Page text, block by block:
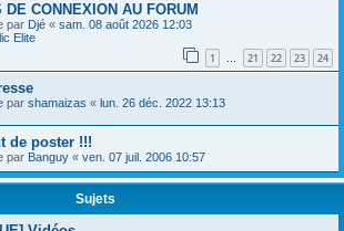
DE CONNEXION AU FORUM
par Djé « sam. 08 août 2026 12:03
Elite
1 … 21 22 23 24
par shamaizas « lun. 26 déc. 2022 13:13
de poster !!!
par Banguy « ven. 07 juil. 2006 10:57
Sujets